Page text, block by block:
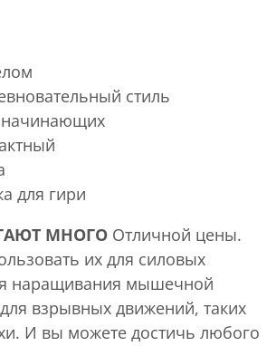
стиль
для гири
МНОГО Отличной цены.
их для силовых
наращивания мышечной
взрывных движений, таких
И вы можете достичь любого